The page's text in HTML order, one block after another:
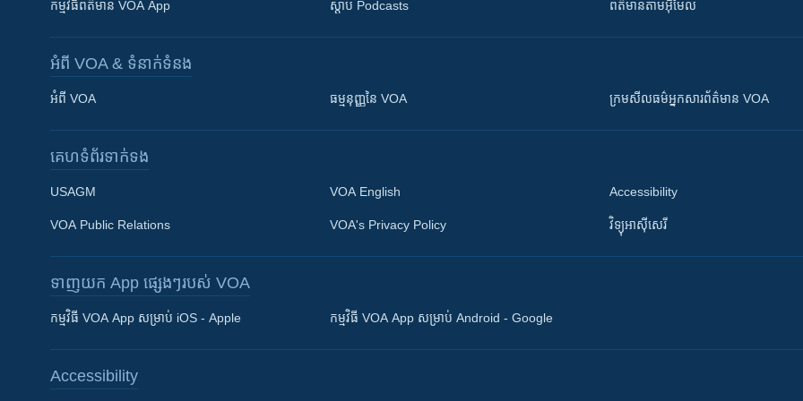
Khmer English
កម្មវិធី​ព័ត៌មាន VOA App ស្តាប់ Podcasts ព័ត៌មាន​តាម​អ៊ីមែល
អំពី​ VOA & ទំនាក់ទំនង
អំពី​ VOA ធម្មនុញ្ញ​នៃ VOA ក្រម​​​សីលធម៌​​​អ្នក​​​សារព័ត៌មាន VOA
គេហទំព័រ​​ទាក់ទង
USAGM
VOA Public Relations
VOA English
VOA's Privacy Policy
Accessibility
វិទ្យុ​អាស៊ី​សេរី
ទាញយក​ App ផ្សេងៗ​របស់​ VOA
កម្មវិធី​ VOA App សម្រាប់ iOS - Apple កម្មវិធី​ VOA App សម្រាប់ Android - Google
Accessibility